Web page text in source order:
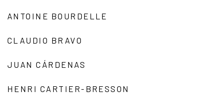
ANTOINE BOURDELLE
CLAUDIO BRAVO
JUAN CÁRDENAS
HENRI CARTIER-BRESSON